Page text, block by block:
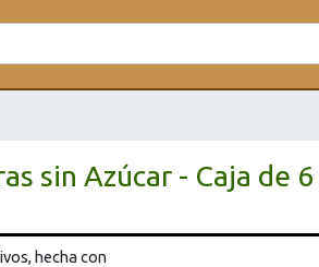
sin Azúcar - Caja de 6
hecha con